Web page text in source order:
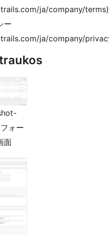
ja/company/
ー
ja/company/
ォー
面